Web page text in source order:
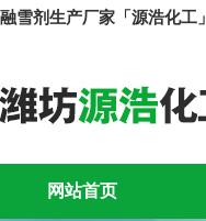
融雪剂生产厂家「源浩化工」
网站首页